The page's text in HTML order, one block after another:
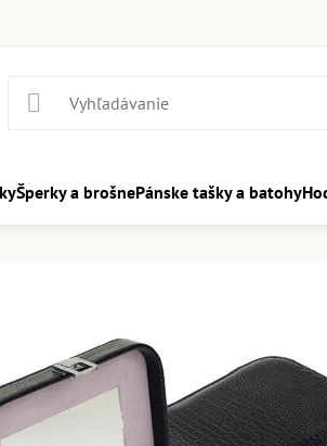
Šperky a brošnePánske tašky a batohy